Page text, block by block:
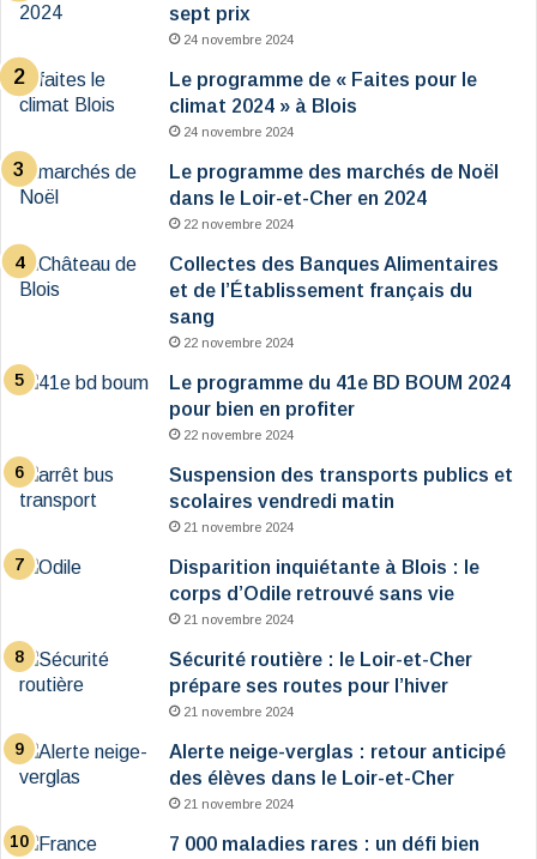
sept prix
24 novembre 2024
Le programme de « Faites pour le
climat 2024 » à Blois
24 novembre 2024
Le programme des marchés de Noël
dans le Loir-et-Cher en 2024
22 novembre 2024
Collectes des Banques Alimentaires
et de l’Établissement français du
sang
22 novembre 2024
Le programme du 41e BD BOUM 2024
pour bien en profiter
22 novembre 2024
Suspension des transports publics et
scolaires vendredi matin
21 novembre 2024
Disparition inquiétante à Blois : le
corps d’Odile retrouvé sans vie
21 novembre 2024
Sécurité routière : le Loir-et-Cher
prépare ses routes pour l’hiver
21 novembre 2024
Alerte neige-verglas : retour anticipé
des élèves dans le Loir-et-Cher
21 novembre 2024
7 000 maladies rares : un défi bien